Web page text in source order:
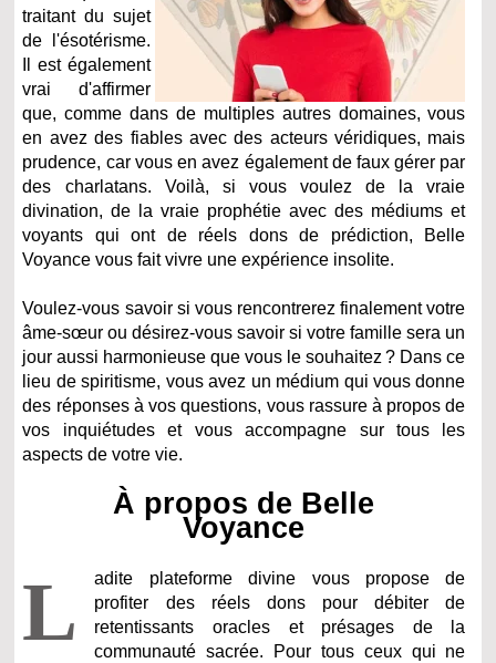
traitant du sujet
de l'ésotérisme.
Il est également
vrai d'affirmer
que, comme dans de multiples autres domaines, vous
en avez des fiables avec des acteurs véridiques, mais
prudence, car vous en avez également de faux gérer par
des charlatans. Voilà, si vous voulez de la vraie
divination, de la vraie prophétie avec des médiums et
voyants qui ont de réels dons de prédiction, Belle
Voyance vous fait vivre une expérience insolite.
Voulez-vous savoir si vous rencontrerez finalement votre
âme-sœur ou désirez-vous savoir si votre famille sera un
jour aussi harmonieuse que vous le souhaitez ? Dans ce
lieu de spiritisme, vous avez un médium qui vous donne
des réponses à vos questions, vous rassure à propos de
vos inquiétudes et vous accompagne sur tous les
aspects de votre vie.
À propos de Belle
Voyance
L
adite plateforme divine vous propose de
profiter des réels dons pour débiter de
retentissants oracles et présages de la
communauté sacrée. Pour tous ceux qui ne